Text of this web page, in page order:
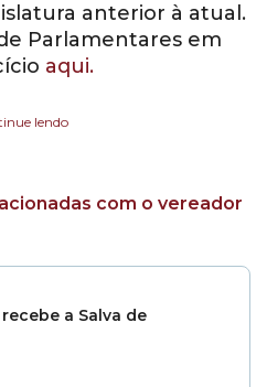
anterior à atual.
Parlamentares em
aqui.
lendo
com o vereador
a Salva de